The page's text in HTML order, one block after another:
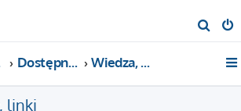
z
Dostępne kategorie Wiedza, newsy, linki
linki